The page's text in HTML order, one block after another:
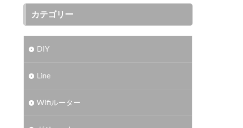
カテゴリー
DIY
Line
Wifiルーター